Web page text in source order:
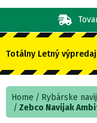
Totálny Letný výpredaj
Home Rybárske
Zebco Navijak